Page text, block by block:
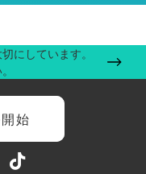
にしています。
始